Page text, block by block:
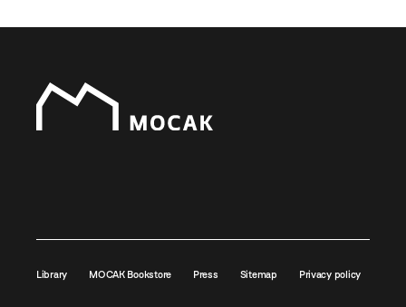
Library MOCAK Bookstore Press Sitemap Privacy policy